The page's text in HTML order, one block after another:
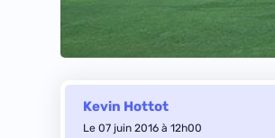
Kevin Hottot
Le 07 juin 2016 à 12h00